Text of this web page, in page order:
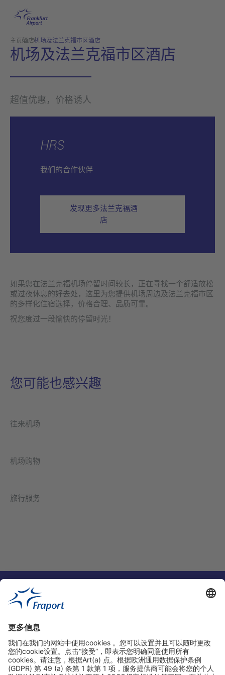
跳转至主页
主页酒店机场及法兰克福市区酒店
机场及法兰克福市区酒店
超值优惠，价格诱人
HRS
我们的合作伙伴
发现更多法兰克福酒
店
如果您在法兰克福机场停留时间较长，正在寻找一个舒适放松
或过夜休息的好去处，这里为您提供机场周边及法兰克福市区
的多样化住宿选择，价格合理、品质可靠。
祝您度过一段愉快的停留时光！
您可能也感兴趣
往来机场
机场购物
旅行服务
实用链接
购物&线上预定